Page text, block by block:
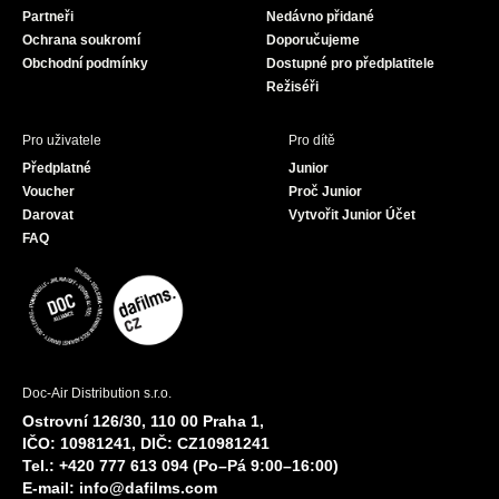
Partneři
Ochrana soukromí
Obchodní podmínky
Nedávno přidané
Doporučujeme
Dostupné pro předplatitele
Režiséři
Pro uživatele
Předplatné
Voucher
Darovat
FAQ
Pro dítě
Junior
Proč Junior
Vytvořit Junior Účet
Doc-Air Distribution s.r.o.
Ostrovní 126/30, 110 00 Praha 1,
IČO: 10981241, DIČ: CZ10981241
Tel.: +420 777 613 094 (Po–Pá 9:00–16:00)
E-mail: info@dafilms.com